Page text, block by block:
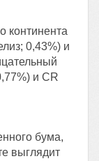
континента
0,43%) и
и СR
бума,
выглядит